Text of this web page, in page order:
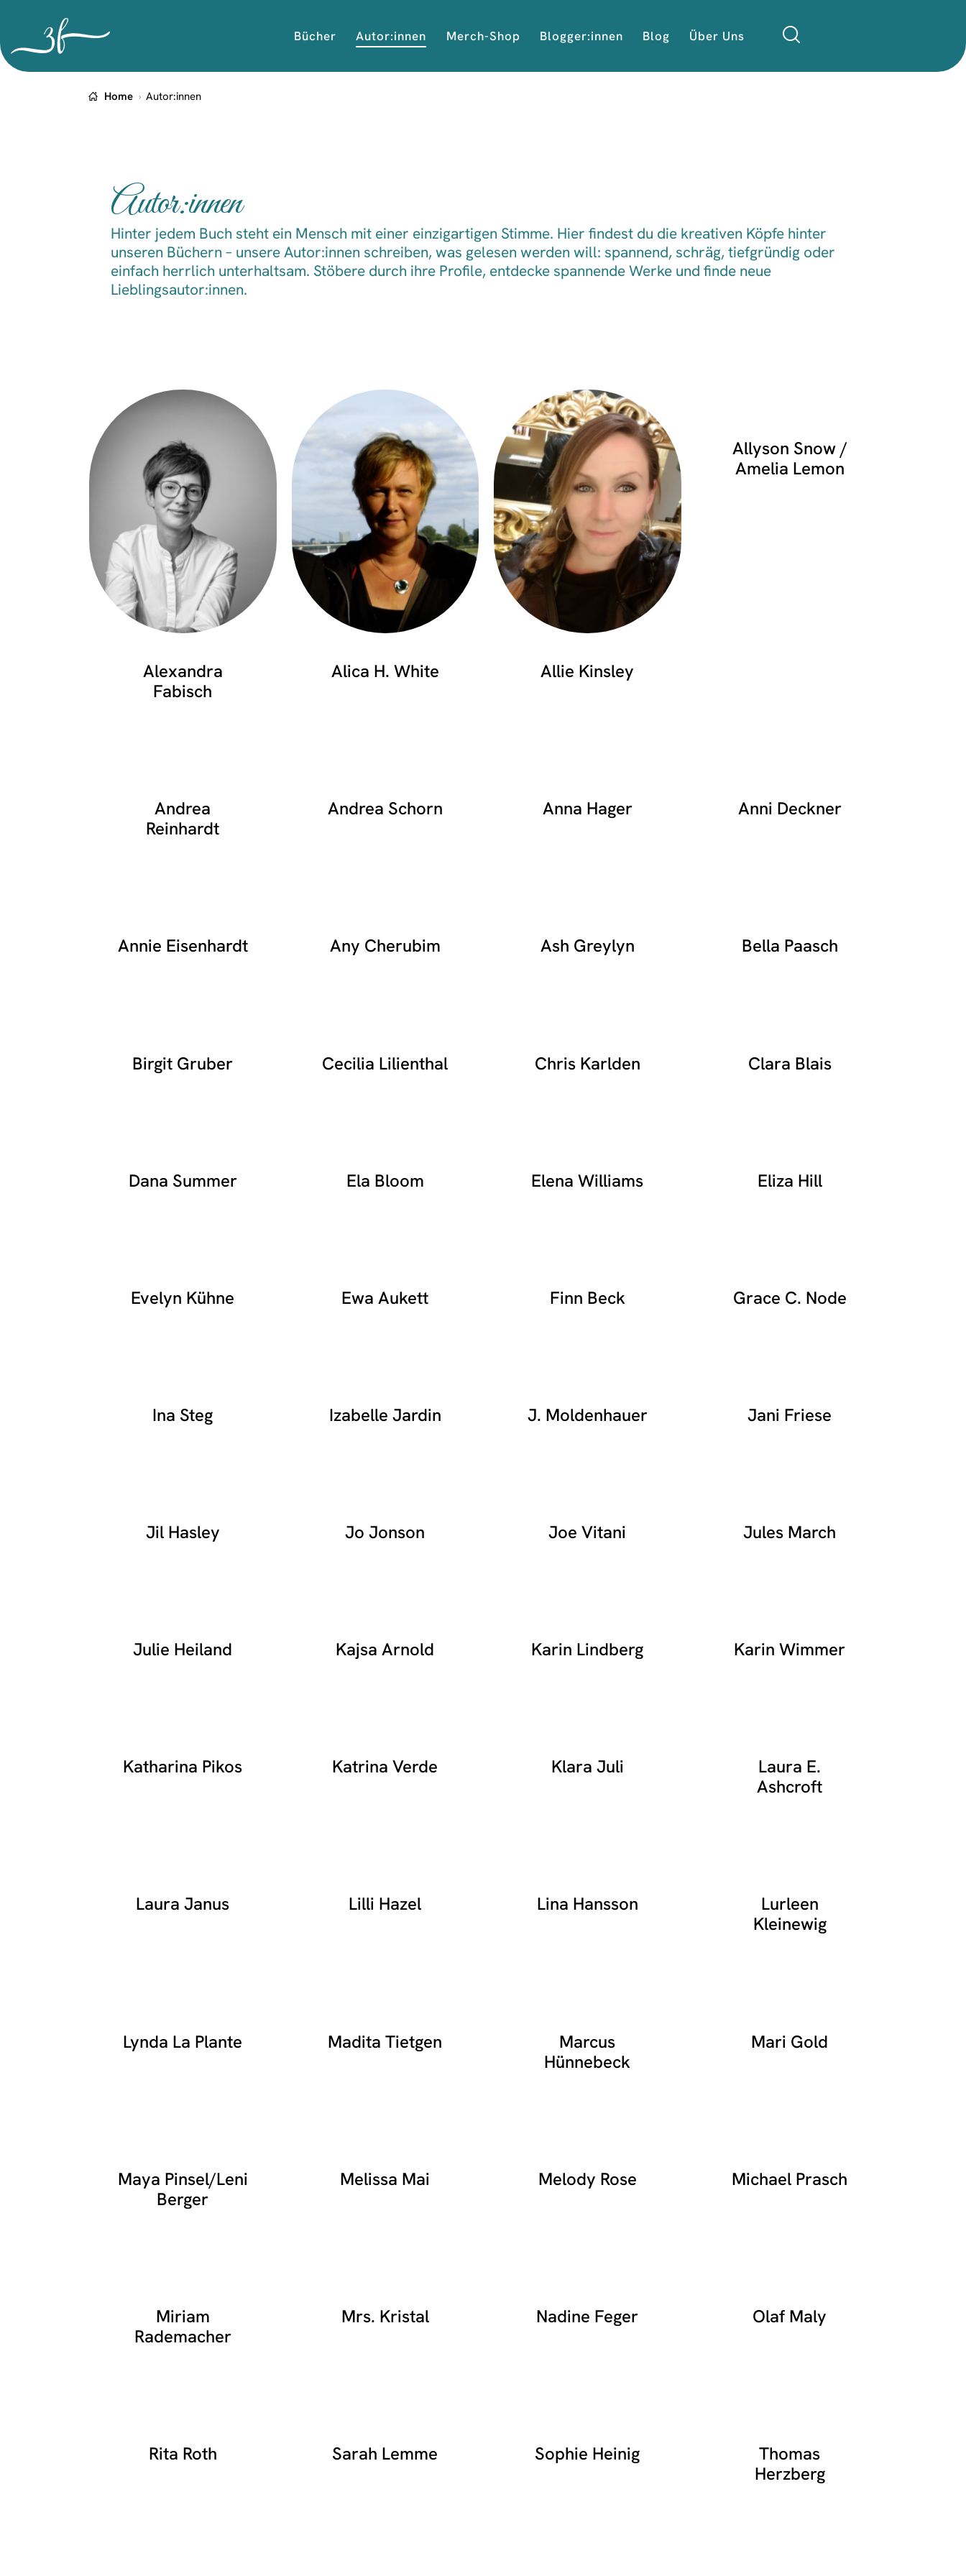
Bücher Autor:innen Merch-Shop Blogger:innen Blog Über Uns
Home Autor:innen
Autor:innen
Hinter jedem Buch steht ein Mensch mit einer einzigartigen Stimme. Hier findest du die kreativen Köpfe hinter
unseren Büchern – unsere Autor:innen schreiben, was gelesen werden will: spannend, schräg, tiefgründig oder
einfach herrlich unterhaltsam. Stöbere durch ihre Profile, entdecke spannende Werke und finde neue
Lieblingsautor:innen.
Alexandra
Fabisch
Alica H. White Allie Kinsley
Allyson Snow /
Amelia Lemon
Andrea
Reinhardt
Andrea Schorn Anna Hager Anni Deckner
Annie Eisenhardt Any Cherubim Ash Greylyn Bella Paasch
Birgit Gruber Cecilia Lilienthal Chris Karlden Clara Blais
Dana Summer Ela Bloom Elena Williams Eliza Hill
Evelyn Kühne Ewa Aukett Finn Beck Grace C. Node
Ina Steg Izabelle Jardin J. Moldenhauer Jani Friese
Jil Hasley Jo Jonson Joe Vitani Jules March
Julie Heiland Kajsa Arnold Karin Lindberg Karin Wimmer
Katharina Pikos Katrina Verde Klara Juli
Laura E.
Ashcroft
Laura Janus Lilli Hazel Lina Hansson
Lurleen
Kleinewig
Lynda La Plante Madita Tietgen
Marcus
Hünnebeck
Mari Gold
Maya Pinsel/Leni
Berger
Melissa Mai Melody Rose Michael Prasch
Miriam
Rademacher
Mrs. Kristal Nadine Feger Olaf Maly
Rita Roth Sarah Lemme Sophie Heinig
Thomas
Herzberg